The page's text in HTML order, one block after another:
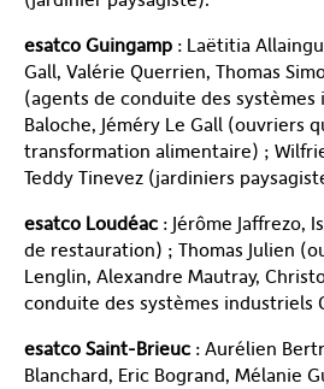
esatco Guingamp : Laëtitia
Gall, Valérie Querrien, Thomas
(agents de conduite des systèmes
Baloche, Jéméry Le Gall (ouvriers
transformation alimentaire) ;
Teddy Tinevez (jardiniers
esatco Loudéac : Jérôme Jaffrezo,
de restauration) ; Thomas Julien
Lenglin, Alexandre Mautray,
conduite des systèmes industriels
esatco Saint-Brieuc : Aurélien
Blanchard, Eric Bogrand, Mélanie